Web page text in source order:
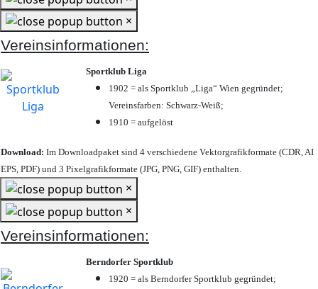
×
Vereinsinformationen:
Sportklub Liga
1902 = als Sportklub „Liga“ Wien gegründet;
Vereinsfarben: Schwarz-Weiß;
1910 = aufgelöst
Download: Im Downloadpaket sind 4 verschiedene Vektorgrafikformate (CDR, AI
EPS, PDF) und 3 Pixelgrafikformate (JPG, PNG, GIF) enthalten.
×
×
Vereinsinformationen:
Berndorfer Sportklub
1920 = als Berndorfer Sportklub gegründet;